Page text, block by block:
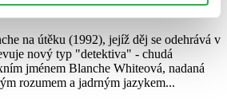
na útěku (1992), jejíž děj se odehrává v
nový typ "detektiva" - chudá
jménem Blanche Whiteová, nadaná
rozumem a jadrným jazykem...